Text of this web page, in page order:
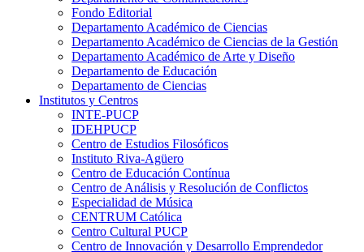
Fondo Editorial
Departamento Académico de Ciencias
Departamento Académico de Ciencias de la Gestión
Departamento Académico de Arte y Diseño
Departamento de Educación
Departamento de Ciencias
Institutos y Centros
INTE-PUCP
IDEHPUCP
Centro de Estudios Filosóficos
Instituto Riva-Agüero
Centro de Educación Contínua
Centro de Análisis y Resolución de Conflictos
Especialidad de Música
CENTRUM Católica
Centro Cultural PUCP
Centro de Innovación y Desarrollo Emprendedor